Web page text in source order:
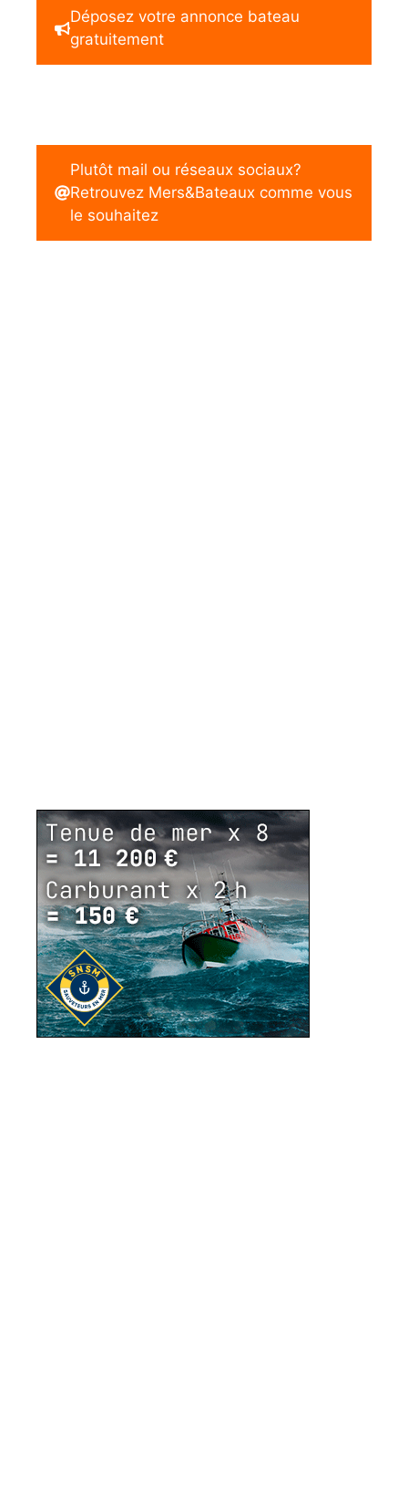
Déposez votre annonce bateau
gratuitement
Plutôt mail ou réseaux sociaux?
Retrouvez Mers&Bateaux comme vous
le souhaitez